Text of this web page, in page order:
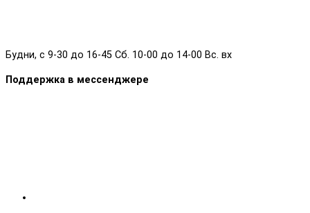
Будни, с 9-30 до 16-45 Сб. 10-00 до 14-00 Вс. вх
Поддержка в мессенджере